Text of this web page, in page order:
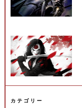
カテゴリー